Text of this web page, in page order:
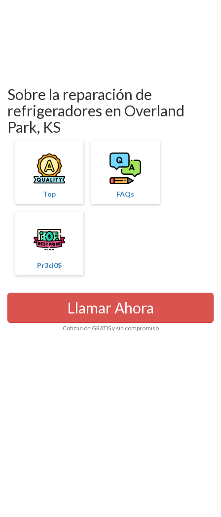
Sobre la reparación de
refrigeradores en Overland
Park, KS
Top FAQs
Pr3ci0$
Llamar Ahora
Cotización GRATIS y sin compromiso